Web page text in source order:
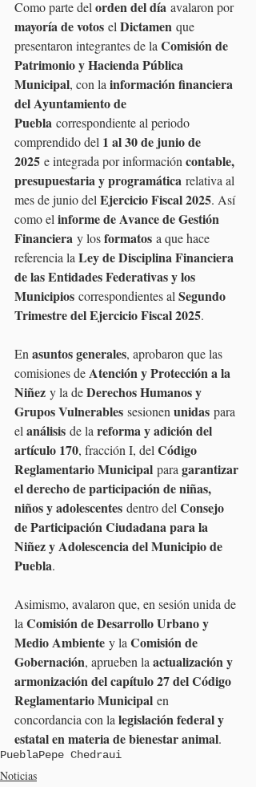
Como parte del orden del día avalaron por
mayoría de votos el Dictamen que
presentaron integrantes de la Comisión de
Patrimonio y Hacienda Pública
Municipal, con la información financiera
del Ayuntamiento de
Puebla correspondiente al periodo
comprendido del 1 al 30 de junio de
2025 e integrada por información contable,
presupuestaria y programática relativa al
mes de junio del Ejercicio Fiscal 2025. Así
como el informe de Avance de Gestión
Financiera y los formatos a que hace
referencia la Ley de Disciplina Financiera
de las Entidades Federativas y los
Municipios correspondientes al Segundo
Trimestre del Ejercicio Fiscal 2025.
En asuntos generales, aprobaron que las
comisiones de Atención y Protección a la
Niñez y la de Derechos Humanos y
Grupos Vulnerables sesionen unidas para
el análisis de la reforma y adición del
artículo 170, fracción I, del Código
Reglamentario Municipal para garantizar
el derecho de participación de niñas,
niños y adolescentes dentro del Consejo
de Participación Ciudadana para la
Niñez y Adolescencia del Municipio de
Puebla.
Asimismo, avalaron que, en sesión unida de
la Comisión de Desarrollo Urbano y
Medio Ambiente y la Comisión de
Gobernación, aprueben la actualización y
armonización del capítulo 27 del Código
Reglamentario Municipal en
concordancia con la legislación federal y
estatal en materia de bienestar animal.
PueblaPepe Chedraui
Noticias